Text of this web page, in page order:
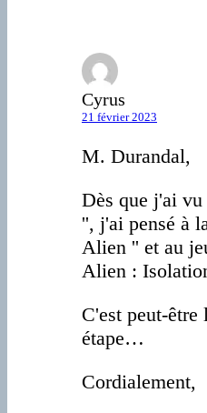
Cyrus
21 février 2023
M. Durandal,
Dès que j'ai
'', j'ai pensé à
Alien '' et au
Alien :
C'est peut-être
étape…
Cordialement,